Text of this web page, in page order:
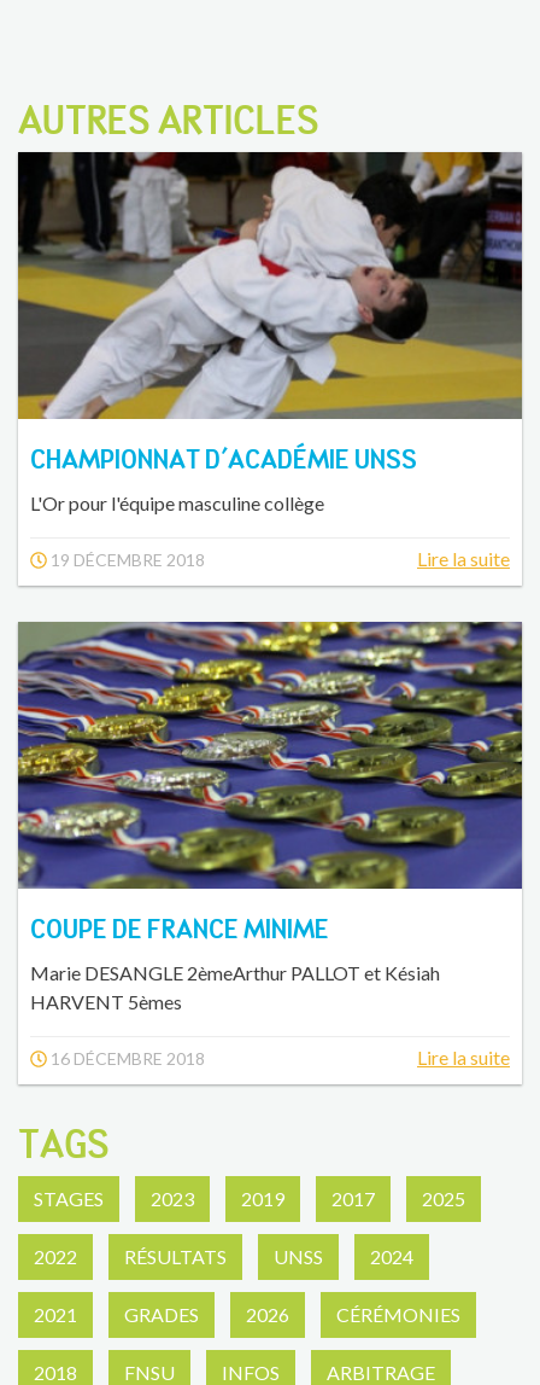
AUTRES ARTICLES
CHAMPIONNAT D'ACADÉMIE UNSS
L'Or pour l'équipe masculine collège
19 DÉCEMBRE 2018 Lire la suite
COUPE DE FRANCE MINIME
Marie DESANGLE 2èmeArthur PALLOT et Késiah
HARVENT 5èmes
16 DÉCEMBRE 2018 Lire la suite
TAGS
STAGES 2023 2019 2017 2025
2022 RÉSULTATS UNSS 2024
2021 GRADES 2026 CÉRÉMONIES
2018 FNSU INFOS ARBITRAGE